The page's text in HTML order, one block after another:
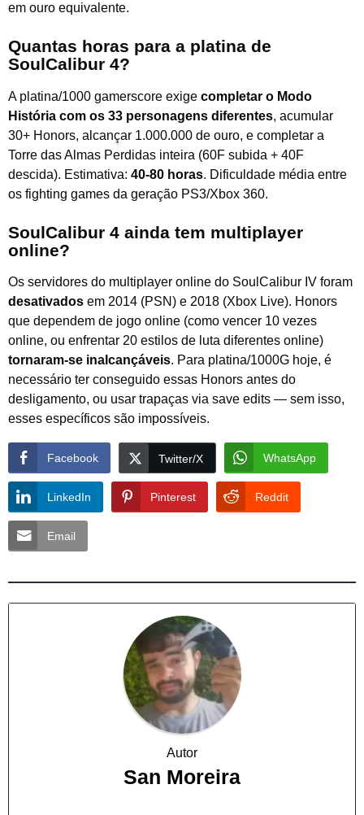
em ouro equivalente.
Quantas horas para a platina de
SoulCalibur 4?
A platina/1000 gamerscore exige completar o Modo
História com os 33 personagens diferentes, acumular
30+ Honors, alcançar 1.000.000 de ouro, e completar a
Torre das Almas Perdidas inteira (60F subida + 40F
descida). Estimativa: 40-80 horas. Dificuldade média entre
os fighting games da geração PS3/Xbox 360.
SoulCalibur 4 ainda tem multiplayer
online?
Os servidores do multiplayer online do SoulCalibur IV foram
desativados em 2014 (PSN) e 2018 (Xbox Live). Honors
que dependem de jogo online (como vencer 10 vezes
online, ou enfrentar 20 estilos de luta diferentes online)
tornaram-se inalcançáveis. Para platina/1000G hoje, é
necessário ter conseguido essas Honors antes do
desligamento, ou usar trapaças via save edits — sem isso,
esses específicos são impossíveis.
Facebook Twitter/X WhatsApp
LinkedIn Pinterest Reddit
Email
Autor
San Moreira